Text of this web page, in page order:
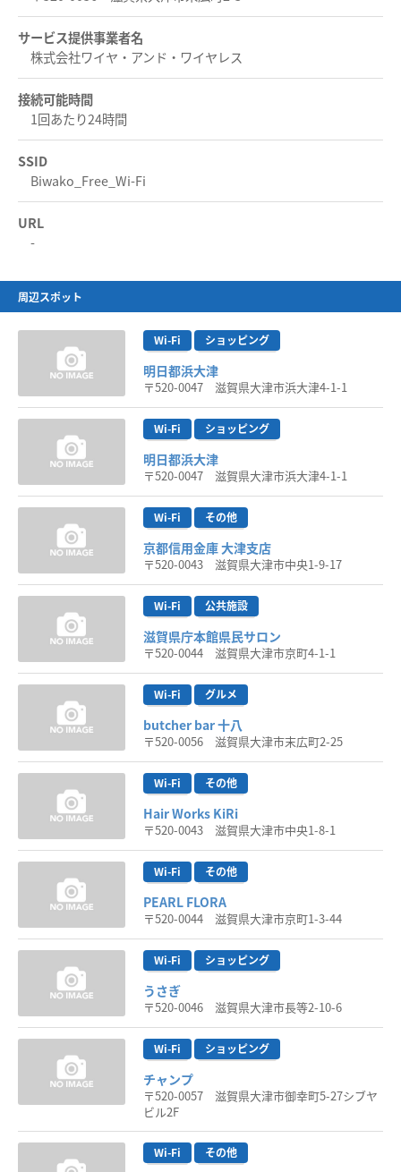
サービス提供事業者名
株式会社ワイヤ・アンド・ワイヤレス
接続可能時間
1回あたり24時間
SSID
Biwako_Free_Wi-Fi
URL
-
周辺スポット
Wi-Fi ショッピング
明日都浜大津
〒520-0047 滋賀県大津市浜大津4-1-1
Wi-Fi ショッピング
明日都浜大津
〒520-0047 滋賀県大津市浜大津4-1-1
Wi-Fi その他
京都信用金庫 大津支店
〒520-0043 滋賀県大津市中央1-9-17
Wi-Fi 公共施設
滋賀県庁本館県民サロン
〒520-0044 滋賀県大津市京町4-1-1
Wi-Fi グルメ
butcher bar 十八
〒520-0056 滋賀県大津市末広町2-25
Wi-Fi その他
Hair Works KiRi
〒520-0043 滋賀県大津市中央1-8-1
Wi-Fi その他
PEARL FLORA
〒520-0044 滋賀県大津市京町1-3-44
Wi-Fi ショッピング
うさぎ
〒520-0046 滋賀県大津市長等2-10-6
Wi-Fi ショッピング
チャンプ
〒520-0057 滋賀県大津市御幸町5-27シブヤ
ビル2F
Wi-Fi その他